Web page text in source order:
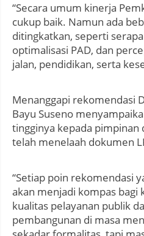
“Secara umum kinerja
cukup baik. Namun ada
ditingkatkan, seperti
optimalisasi PAD, dan
jalan, pendidikan, serta
Menanggapi rekomendasi
Bayu Suseno
tingginya kepada pimpinan
telah menelaah dokumen
“Setiap poin rekomendasi
akan menjadi kompas
kualitas pelayanan publik
pembangunan di masa